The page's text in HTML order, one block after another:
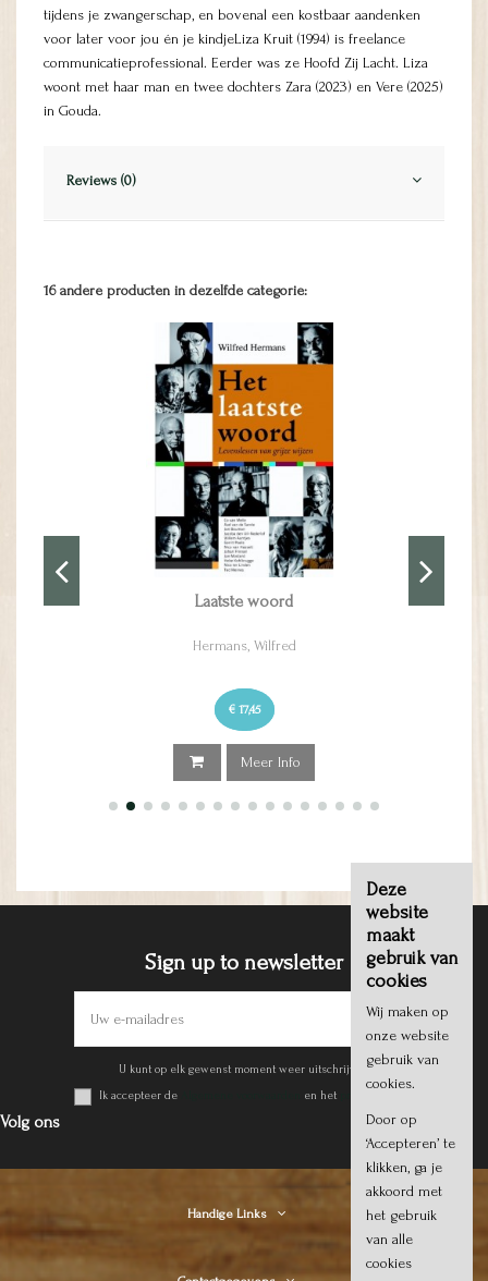
tijdens je zwangerschap, en bovenal een kostbaar aandenken
voor later voor jou én je kindjeLiza Kruit (1994) is freelance
communicatieprofessional. Eerder was ze Hoofd Zij Lacht. Liza
woont met haar man en twee dochters Zara (2023) en Vere (2025)
in Gouda.
Reviews (0)
16 andere producten in dezelfde categorie:
Laatste woord
Hermans, Wilfred
€ 17,45
Meer Info
Sign up to newsletter
U kunt op elk gewenst moment weer uitschrijven.
Ik accepteer de
en het
Volg ons
Handige Links
Deze
website
maakt
gebruik van
cookies
Wij maken op
onze website
gebruik van
cookies.
Door op
‘Accepteren’ te
klikken, ga je
akkoord met
het gebruik
van alle
cookies